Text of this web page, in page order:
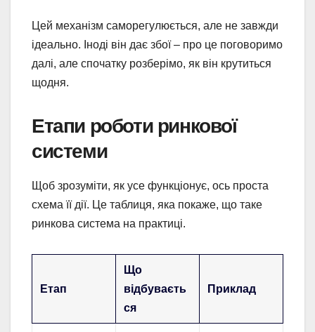
Цей механізм саморегулюється, але не завжди
ідеально. Іноді він дає збої – про це поговоримо
далі, але спочатку розберімо, як він крутиться
щодня.
Етапи роботи ринкової
системи
Щоб зрозуміти, як усе функціонує, ось проста
схема її дії. Це таблиця, яка покаже, що таке
ринкова система на практиці.
Етап
Що
відбуваєть
ся
Приклад